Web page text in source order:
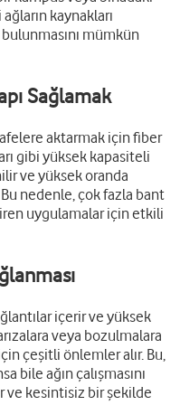
kaynakları
mümkün
Sağlamak
aktarmak için fiber
gibi yüksek kapasiteli
ve yüksek oranda
nedenle, çok fazla bant
uygulamalar için etkili
içerir ve yüksek
veya bozulmalara
çeşitli önlemler alır. Bu,
bile ağın çalışmasını
ve kesintisiz bir şekilde